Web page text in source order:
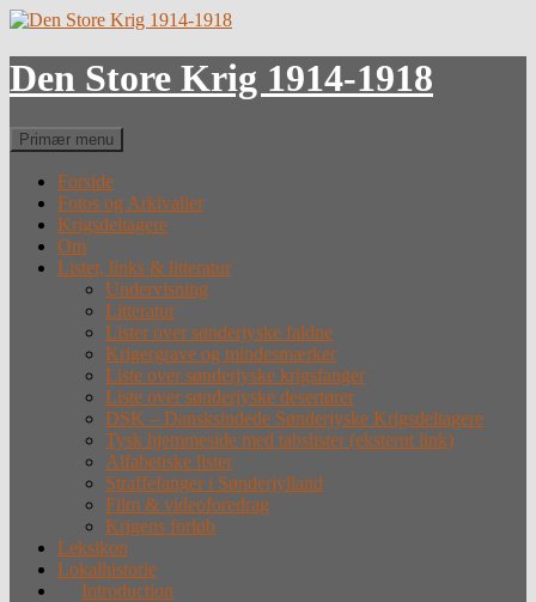
Hop
indhold
Den Store Krig 1914-1918
Søg
Primær menu
Forside
Fotos og Arkivalier
Krigsdeltagere
Om
Lister, links & litteratur
Undervisning
Litteratur
Lister over sønderjyske faldne
Krigergrave og mindesmærker
Liste over sønderjyske krigsfanger
Liste over sønderjyske desertører
DSK – Dansksindede Sønderjyske Krigsdeltagere
Tysk hjemmeside med tabslister (eksternt link)
Alfabetiske lister
Straffefanger i Sønderjylland
Film & videoforedrag
Krigens forløb
Leksikon
Lokalhistorie
Introduction